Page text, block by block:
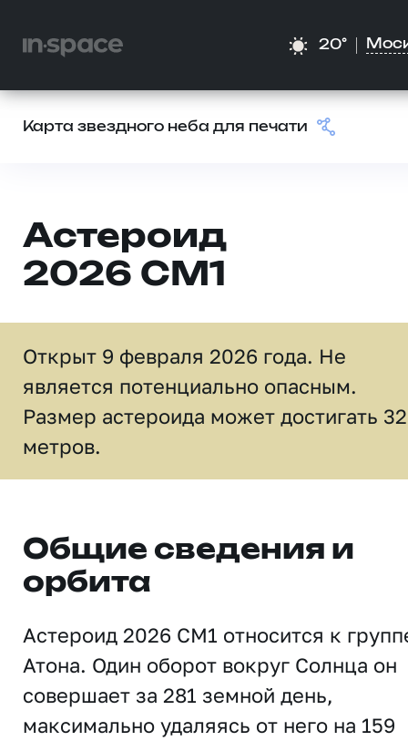
20°
Карта звездного неба для печати
Астероид
2026 CM1
Открыт 9 февраля 2026 года. Не
является потенциально опасным.
Размер астероида может достигать 32
метров.
Общие сведения и
орбита
Астероид 2026 CM1 относится к
Атона. Один оборот вокруг Солнца он
совершает за 281 земной день,
максимально удаляясь от него на 159